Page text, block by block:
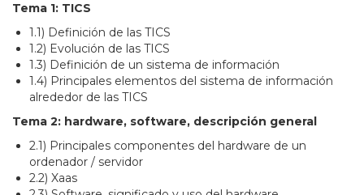
Tema 1: TICS
1.1) Definición de las TICS
1.2) Evolución de las TICS
1.3) Definición de un sistema de información
1.4) Principales elementos del sistema de información
alrededor de las TICS
Tema 2: hardware, software, descripción general
2.1) Principales componentes del hardware de un
ordenador / servidor
2.2) Xaas